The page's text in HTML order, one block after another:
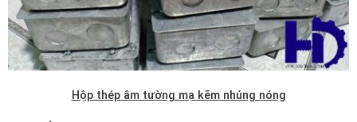
Hộp thép âm tường mạ kẽm nhúng nóng